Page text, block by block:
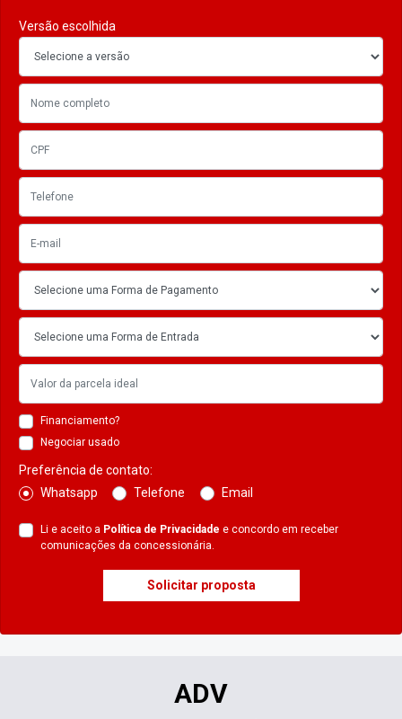
Versão escolhida
Financiamento?
Negociar usado
Preferência de contato:
Whatsapp
Telefone Email
Li e aceito a Política de Privacidade e concordo em receber
comunicações da concessionária.
Solicitar proposta
ADV